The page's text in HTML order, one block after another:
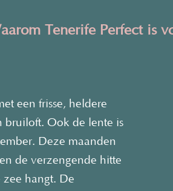
Tenerife Perfect is
een frisse, heldere
bruiloft. Ook de lente is
Deze maanden
de verzengende hitte
hangt. De